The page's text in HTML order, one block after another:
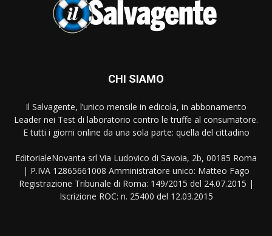
CHI SIAMO
Il Salvagente, l’unico mensile in edicola, in abbonamento
Leader nei Test di laboratorio contro le truffe al consumatore.
E tutti i giorni online da una sola parte: quella del cittadino
EditorialeNovanta srl Via Ludovico di Savoia, 2b, 00185 Roma
| P.IVA 12865661008 Amministratore unico: Matteo Fago
Registrazione Tribunale di Roma: 149/2015 del 24.07.2015 |
Iscrizione ROC: n. 25400 del 12.03.2015